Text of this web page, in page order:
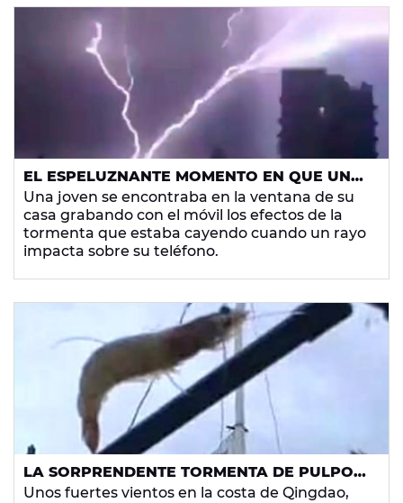
EL ESPELUZNANTE MOMENTO EN QUE UN
RAYO IMPACTA CONTRA UNA JOVEN QUE
GRABABA UNA TORMENTA
Una joven se encontraba en la ventana de su
casa grabando con el móvil los efectos de la
tormenta que estaba cayendo cuando un rayo
impacta sobre su teléfono.
LA SORPRENDENTE TORMENTA DE PULPOS,
ESTRELLAS DE MAR Y LANGOSTINOS EN
Unos fuertes vientos en la costa de Qingdao,